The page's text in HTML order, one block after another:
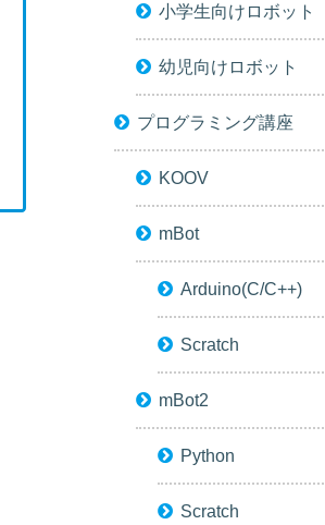
小学生向けロボット
幼児向けロボット
プログラミング講座
KOOV
mBot
Arduino(C/C++)
Scratch
mBot2
Python
Scratch